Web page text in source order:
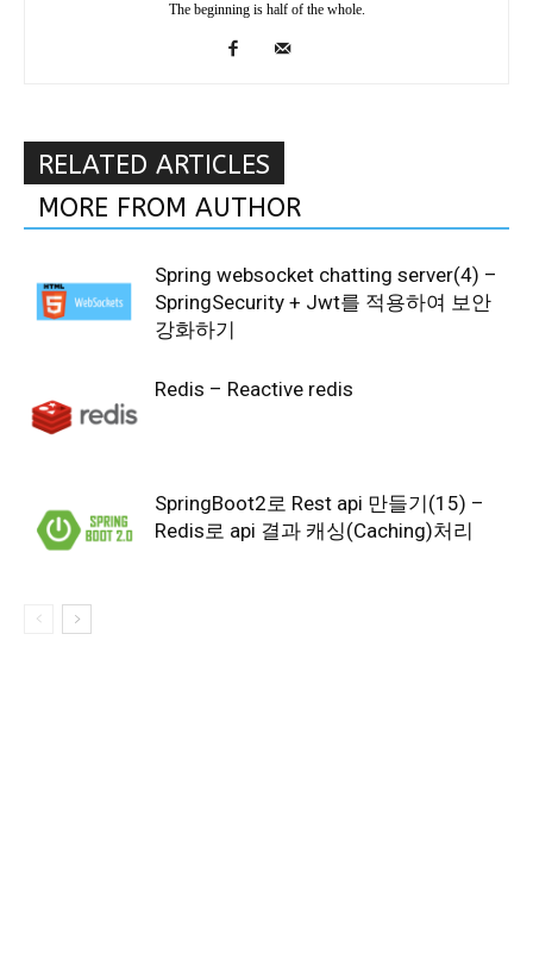
The beginning is half of the whole.
RELATED ARTICLES
MORE FROM AUTHOR
Spring websocket chatting server(4) –
SpringSecurity + Jwt를 적용하여 보안
강화하기
Redis – Reactive redis
SpringBoot2로 Rest api 만들기(15) –
Redis로 api 결과 캐싱(Caching)처리